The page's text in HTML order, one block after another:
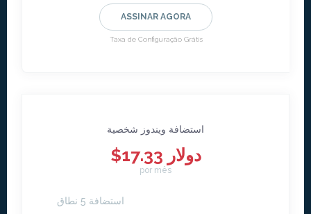
ASSINAR AGORA
Taxa de Configuração Grátis
استضافة ويندوز شخصية
$17.33 دولار
por mês
استضافة 5 نطاق